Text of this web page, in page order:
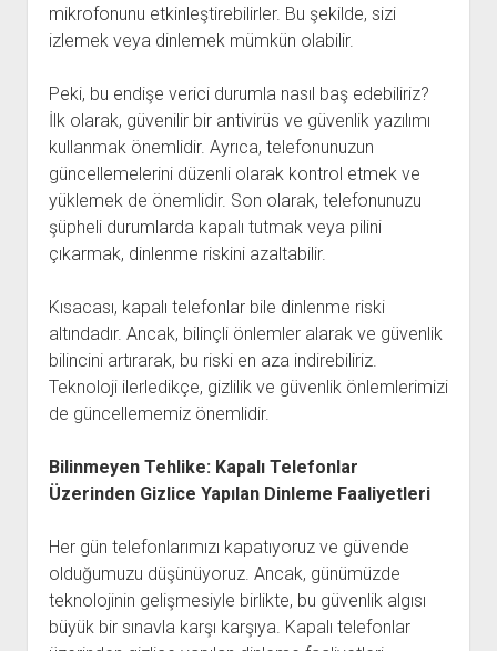
mikrofonunu etkinleştirebilirler. Bu şekilde, sizi
izlemek veya dinlemek mümkün olabilir.
Peki, bu endişe verici durumla nasıl baş edebiliriz?
İlk olarak, güvenilir bir antivirüs ve güvenlik yazılımı
kullanmak önemlidir. Ayrıca, telefonunuzun
güncellemelerini düzenli olarak kontrol etmek ve
yüklemek de önemlidir. Son olarak, telefonunuzu
şüpheli durumlarda kapalı tutmak veya pilini
çıkarmak, dinlenme riskini azaltabilir.
Kısacası, kapalı telefonlar bile dinlenme riski
altındadır. Ancak, bilinçli önlemler alarak ve güvenlik
bilincini artırarak, bu riski en aza indirebiliriz.
Teknoloji ilerledikçe, gizlilik ve güvenlik önlemlerimizi
de güncellememiz önemlidir.
Bilinmeyen Tehlike: Kapalı Telefonlar
Üzerinden Gizlice Yapılan Dinleme Faaliyetleri
Her gün telefonlarımızı kapatıyoruz ve güvende
olduğumuzu düşünüyoruz. Ancak, günümüzde
teknolojinin gelişmesiyle birlikte, bu güvenlik algısı
büyük bir sınavla karşı karşıya. Kapalı telefonlar